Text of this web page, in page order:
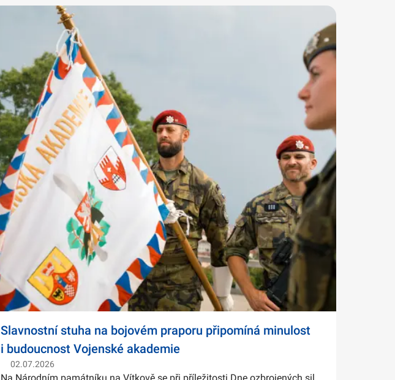
Slavnostní stuha na bojovém praporu připomíná minulost
i budoucnost Vojenské akademie
02.07.2026